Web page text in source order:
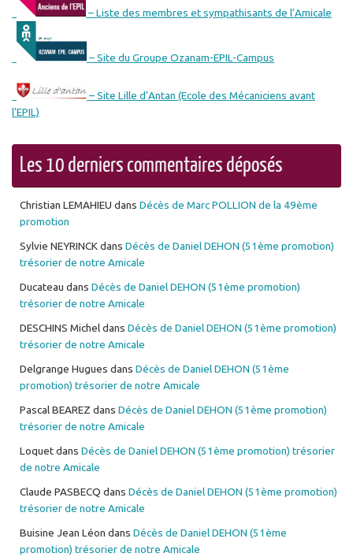
– Liste des membres et sympathisants de l’Amicale
– Site du Groupe Ozanam-EPIL-Campus
– Site Lille d’Antan (Ecole des Mécaniciens avant
l’EPIL)
Les 10 derniers commentaires déposés
Christian LEMAHIEU dans Décès de Marc POLLION de la 49ème
promotion
Sylvie NEYRINCKdans Décès de Daniel DEHON (51ème promotion)
trésorier de notre Amicale
Ducateau dans Décès de Daniel DEHON (51ème promotion)
trésorier de notre Amicale
DESCHINS Micheldans Décès de Daniel DEHON (51ème promotion)
trésorier de notre Amicale
Delgrange Hugues dans Décès de Daniel DEHON (51ème
promotion) trésorier de notre Amicale
Pascal BEAREZ dans Décès de Daniel DEHON (51ème promotion)
trésorier de notre Amicale
Loquetdans Décès de Daniel DEHON (51ème promotion) trésorier
de notre Amicale
Claude PASBECQ dans Décès de Daniel DEHON (51ème promotion)
trésorier de notre Amicale
Buisine Jean Léon dans Décès de Daniel DEHON (51ème
promotion) trésorier de notre Amicale